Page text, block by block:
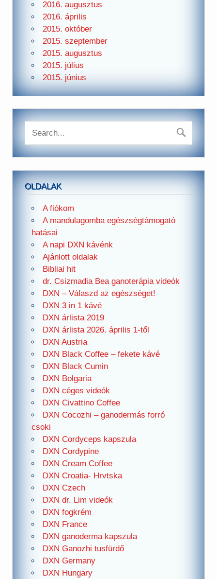
2016. augusztus
2016. április
2015. október
2015. szeptember
2015. augusztus
2015. július
2015. június
OLDALAK
A fiókom
A mandulagomba egészségtámogató
hatásai
A napi DXN kávénk
Ajánlott oldalak
Bibliai hit
dr. Csizmadia Bea ganoterápia videók
DXN – Válaszd az egészséget!
DXN 3 in 1 kávé
DXN árlista 2019
DXN árlista 2026. április 1-től
DXN Austria
DXN Black Coffee – fekete kávé
DXN Black Cumin
DXN Bolgaria
DXN céges videók
DXN Civattino Coffee
DXN Cocozhi – ganodermás forró
csoki
DXN Cordyceps kapszula
DXN Cordypine
DXN Cream Coffee
DXN Croatia- Hrvtska
DXN Czech
DXN dr. Lim videók
DXN fogkrém
DXN France
DXN ganoderma kapszula
DXN Ganozhi tusfürdő
DXN Germany
DXN Hungary